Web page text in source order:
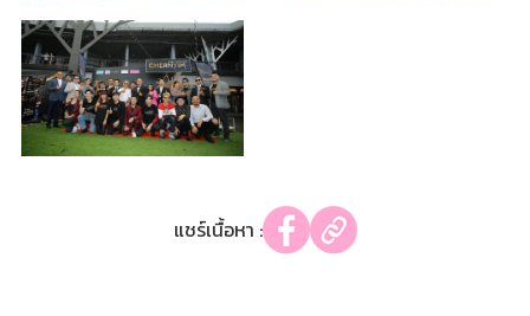
แชร์เนื้อหา :